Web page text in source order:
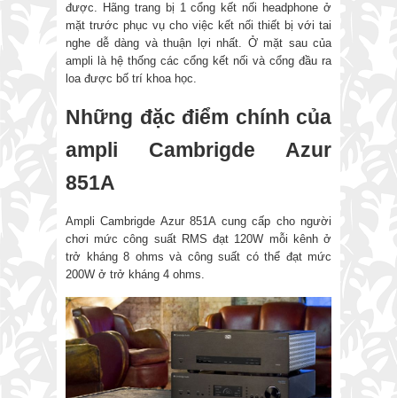
được. Hãng trang bị 1 cổng kết nối headphone ở
mặt trước phục vụ cho việc kết nối thiết bị với tai
nghe dễ dàng và thuận lợi nhất. Ở mặt sau của
ampli là hệ thống các cổng kết nối và cổng đầu ra
loa được bố trí khoa học.
Những đặc điểm chính của
ampli Cambrigde Azur
851A
Ampli Cambrigde Azur 851A cung cấp cho người
chơi mức công suất RMS đạt 120W mỗi kênh ở
trở kháng 8 ohms và công suất có thể đạt mức
200W ở trở kháng 4 ohms.